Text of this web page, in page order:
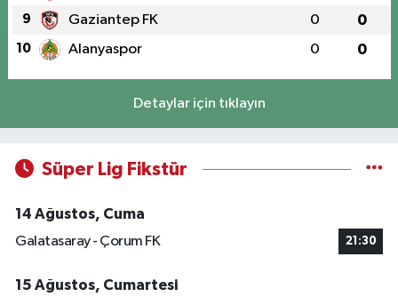
9 Gaziantep FK 0 0
10 Alanyaspor 0 0
Detaylar için tıklayın
Süper Lig Fikstür
14 Ağustos, Cuma
Galatasaray - Çorum FK
21:30
15 Ağustos, Cumartesi